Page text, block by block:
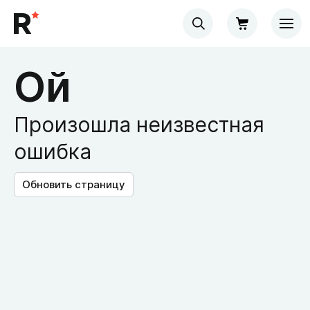
Ой
Произошла неизвестная
ошибка
Обновить страницу